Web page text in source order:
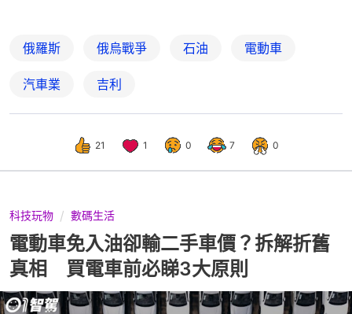
俄羅斯 俄烏戰爭 石油 電動車
汽車業 吉利
21 1 0 7 0
科技玩物 數碼生活
電動車免入油卻輸二手車價？拆解折舊
真相 買電車前必睇3大原則